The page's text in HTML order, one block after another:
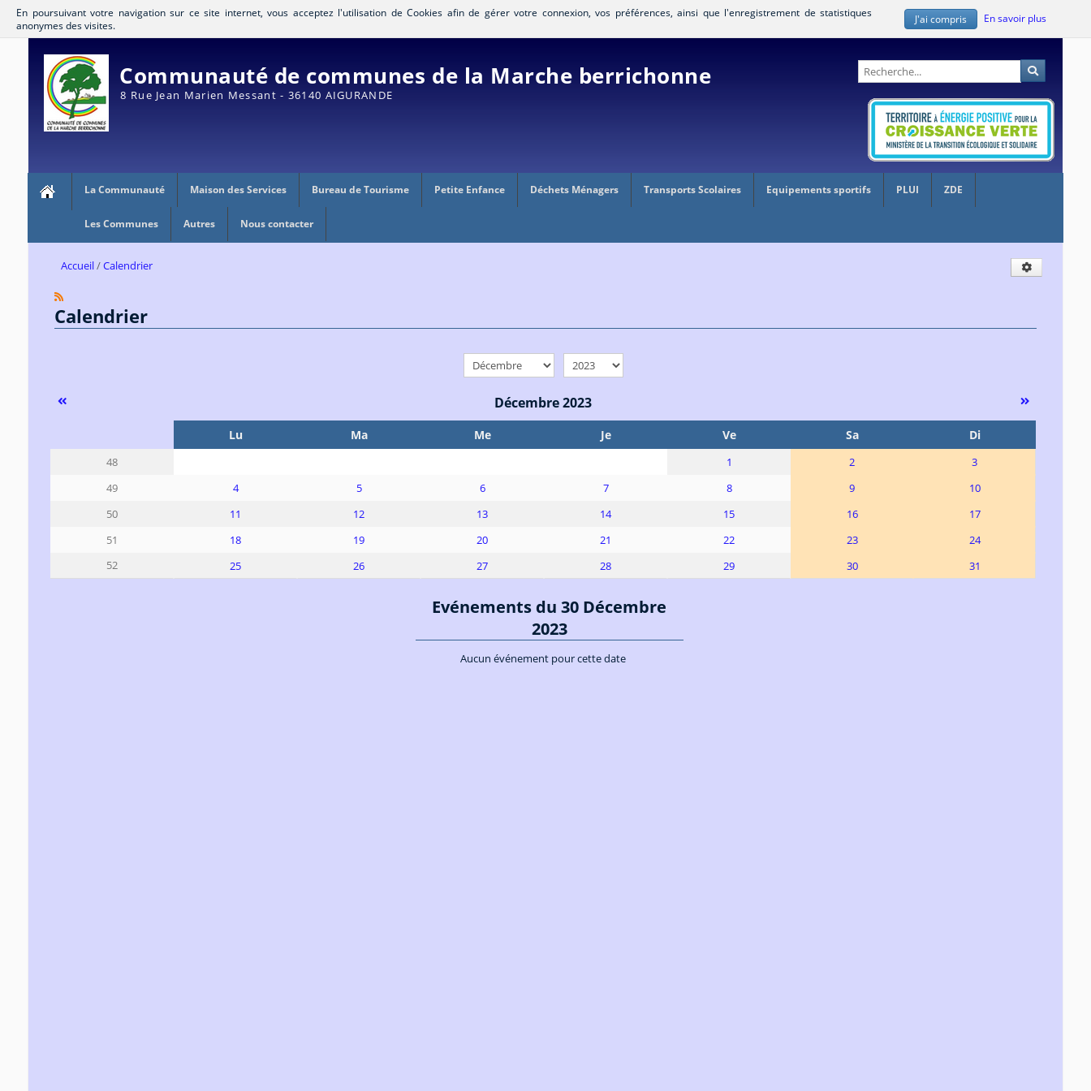
En poursuivant votre navigation sur ce site internet, vous acceptez l'utilisation de Cookies afin de gérer votre connexion, vos préférences, ainsi que l'enregistrement de statistiques
anonymes des visites.
J'ai compris En savoir plus
Communauté de communes de la Marche berrichonne
8 Rue Jean Marien Messant - 36140 AIGURANDE
La Communauté Maison des Services Bureau de Tourisme Petite Enfance Déchets Ménagers Transports Scolaires Equipements sportifs PLUI ZDE
Les Communes Autres Nous contacter
Accueil Calendrier
Calendrier
mois année
Décembre 2023
Lu Ma Me Je Ve Sa Di
48 1 2
3
49
4 5 6 7 8 9
10
50
11 12 13 14 15 16
17
51
18 19 20 21 22 23
24
52
25 26 27 28 29 30 31
Evénements du 30 Décembre
2023
Aucun événement pour cette date